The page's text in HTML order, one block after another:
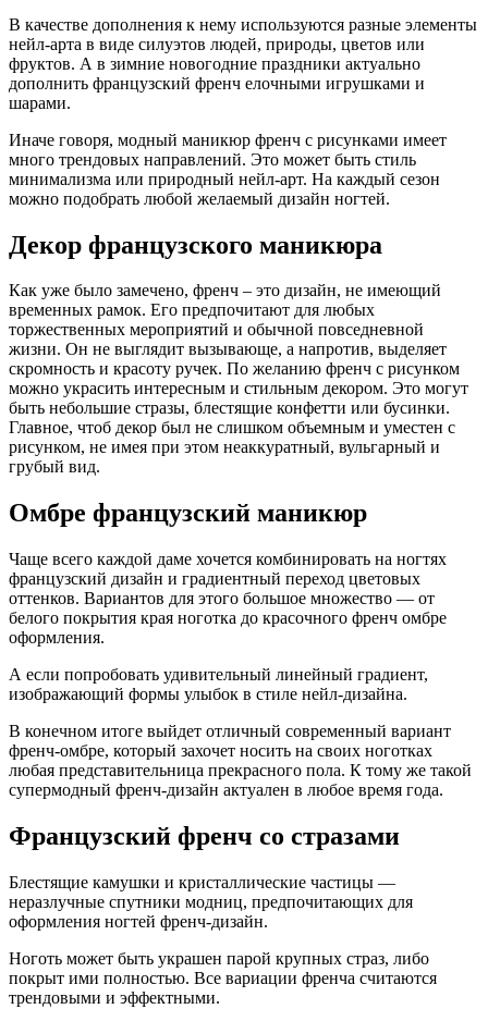
В качестве дополнения к нему используются разные элементы
нейл-арта в виде силуэтов людей, природы, цветов или
фруктов. А в зимние новогодние праздники актуально
дополнить французский френч елочными игрушками и
шарами.
Иначе говоря, модный маникюр френч с рисунками имеет
много трендовых направлений. Это может быть стиль
минимализма или природный нейл-арт. На каждый сезон
можно подобрать любой желаемый дизайн ногтей.
Декор французского маникюра
Как уже было замечено, френч – это дизайн, не имеющий
временных рамок. Его предпочитают для любых
торжественных мероприятий и обычной повседневной
жизни. Он не выглядит вызывающе, а напротив, выделяет
скромность и красоту ручек. По желанию френч с рисунком
можно украсить интересным и стильным декором. Это могут
быть небольшие стразы, блестящие конфетти или бусинки.
Главное, чтоб декор был не слишком объемным и уместен с
рисунком, не имея при этом неаккуратный, вульгарный и
грубый вид.
Омбре французский маникюр
Чаще всего каждой даме хочется комбинировать на ногтях
французский дизайн и градиентный переход цветовых
оттенков. Вариантов для этого большое множество — от
белого покрытия края ноготка до красочного френч омбре
оформления.
А если попробовать удивительный линейный градиент,
изображающий формы улыбок в стиле нейл-дизайна.
В конечном итоге выйдет отличный современный вариант
френч-омбре, который захочет носить на своих ноготках
любая представительница прекрасного пола. К тому же такой
супермодный френч-дизайн актуален в любое время года.
Французский френч со стразами
Блестящие камушки и кристаллические частицы —
неразлучные спутники модниц, предпочитающих для
оформления ногтей френч-дизайн.
Ноготь может быть украшен парой крупных страз, либо
покрыт ими полностью. Все вариации френча считаются
трендовыми и эффектными.